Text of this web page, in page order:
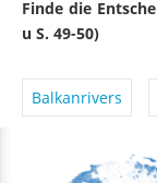
u S. 49-50)
Balkanrivers